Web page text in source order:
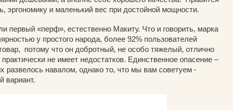
эргономику и маленький вес при достойной мощности.
первый «перф», естественно Макиту. Что и говорить, марка
у простого народа, более 92% пользователей
потому что он добротный, не особо тяжелый, отлично
не имеет недостатков. Единственное опасение –
развелось навалом, однако то, что мы вам советуем -
вариант.